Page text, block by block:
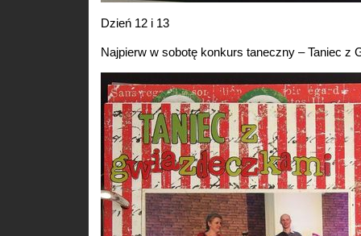
Dzień 12 i 13
Najpierw w sobotę konkurs taneczny – Taniec z